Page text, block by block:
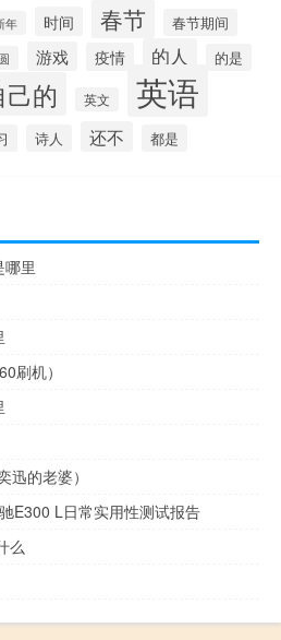
年 时间 春节
春节期间
游戏 疫情 的人 的是
己的 英文 英语
诗人 还不 都是
哪里
刷机）
的老婆）
E300 L日常实用性测试报告
么